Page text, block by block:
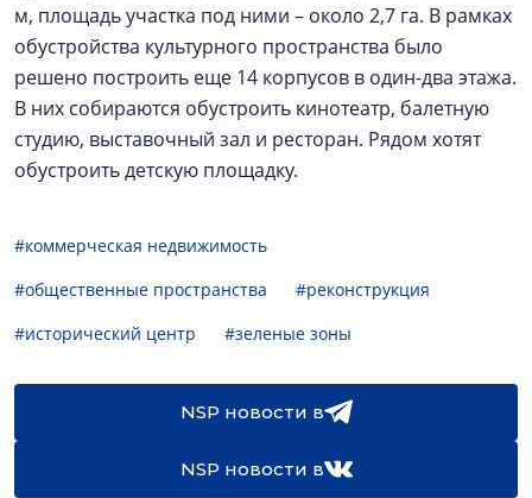
м, площадь участка под ними – около 2,7 га. В рамках
обустройства культурного пространства было
решено построить еще 14 корпусов в один-два этажа.
В них собираются обустроить кинотеатр, балетную
студию, выставочный зал и ресторан. Рядом хотят
обустроить детскую площадку.
#коммерческая недвижимость
#общественные пространства
#реконструкция
#исторический центр
#зеленые зоны
NSP новости в
NSP новости в